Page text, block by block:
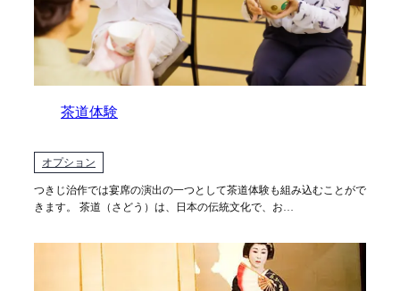
茶道体験
オプション
つきじ治作では宴席の演出の一つとして茶道体験も組み込むことがで
きます。 茶道（さどう）は、日本の伝統文化で、お…